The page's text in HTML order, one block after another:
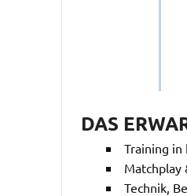
DAS
Training in
Matchplay
Technik,